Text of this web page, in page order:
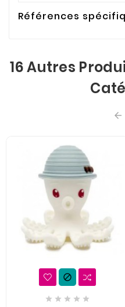
Références
16 Autres


    